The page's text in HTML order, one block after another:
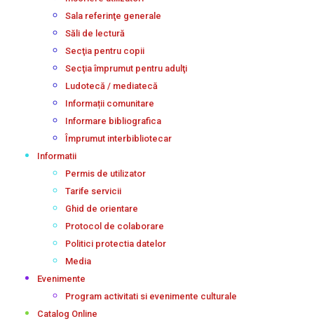
Sala referinţe generale
Săli de lectură
Secţia pentru copii
Secţia împrumut pentru adulţi
Ludotecă / mediatecă
Informații comunitare
Informare bibliografica
Împrumut interbibliotecar
Informatii
Permis de utilizator
Tarife servicii
Ghid de orientare
Protocol de colaborare
Politici protectia datelor
Media
Evenimente
Program activitati si evenimente culturale
Catalog Online